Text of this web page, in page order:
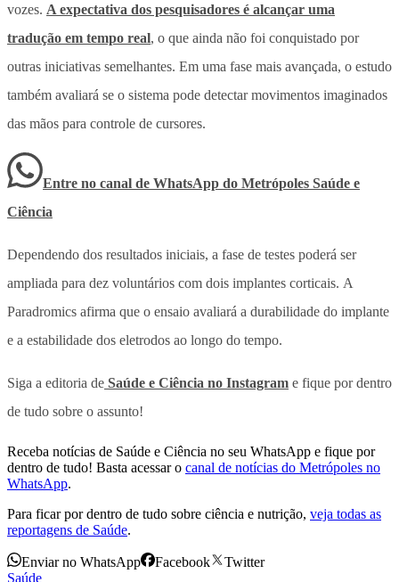
vozes. A expectativa dos pesquisadores é alcançar uma
tradução em tempo real, o que ainda não foi conquistado por
outras iniciativas semelhantes. Em uma fase mais avançada, o estudo
também avaliará se o sistema pode detectar movimentos imaginados
das mãos para controle de cursores.
Entre no canal de WhatsApp do Metrópoles Saúde e
Ciência
Dependendo dos resultados iniciais, a fase de testes poderá ser
ampliada para dez voluntários com dois implantes corticais. A
Paradromics afirma que o ensaio avaliará a durabilidade do implante
e a estabilidade dos eletrodos ao longo do tempo.
Siga a editoria de Saúde e Ciência no Instagram e fique por dentro
de tudo sobre o assunto!
Receba notícias de Saúde e Ciência no seu WhatsApp e fique por
dentro de tudo! Basta acessar o canal de notícias do Metrópoles no
WhatsApp.
Para ficar por dentro de tudo sobre ciência e nutrição, veja todas as
reportagens de Saúde.
Enviar no WhatsApp Facebook
Twitter
Saúde